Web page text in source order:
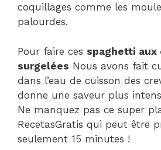
coquillages comme les
palourdes.
Pour faire ces spaghetti aux
surgelées Nous avons fait
dans l’eau de cuisson des
donne une saveur plus
Ne manquez pas ce super
RecetasGratis qui peut être
seulement 15 minutes !